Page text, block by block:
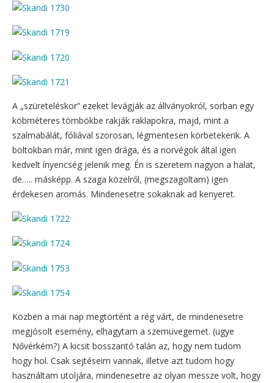
A „szüreteléskor” ezeket levágják az állványokról, sorban egy
köbméteres tömbökbe rakják raklapokra, majd, mint a
szalmabálát, fóliával szorosan, légmentesen körbetekerik. A
boltokban már, mint igen drága, és a norvégok által igen
kedvelt ínyencség jelenik meg. Én is szeretem nagyon a halat,
de….. másképp. A szaga közelről, (megszagoltam) igen
érdekesen aromás. Mindenesetre sokaknak ad kenyeret.
Közben a mai nap megtörtént a rég várt, de mindenesetre
megjósolt esemény, elhagytam a szemüvegemet. (ugye
Nővérkém?) A kicsit bosszantó talán az, hogy nem tudom
hogy hol. Csak sejtéseim vannak, illetve azt tudom hogy
használtam utoljára, mindenesetre az olyan messze volt, hogy